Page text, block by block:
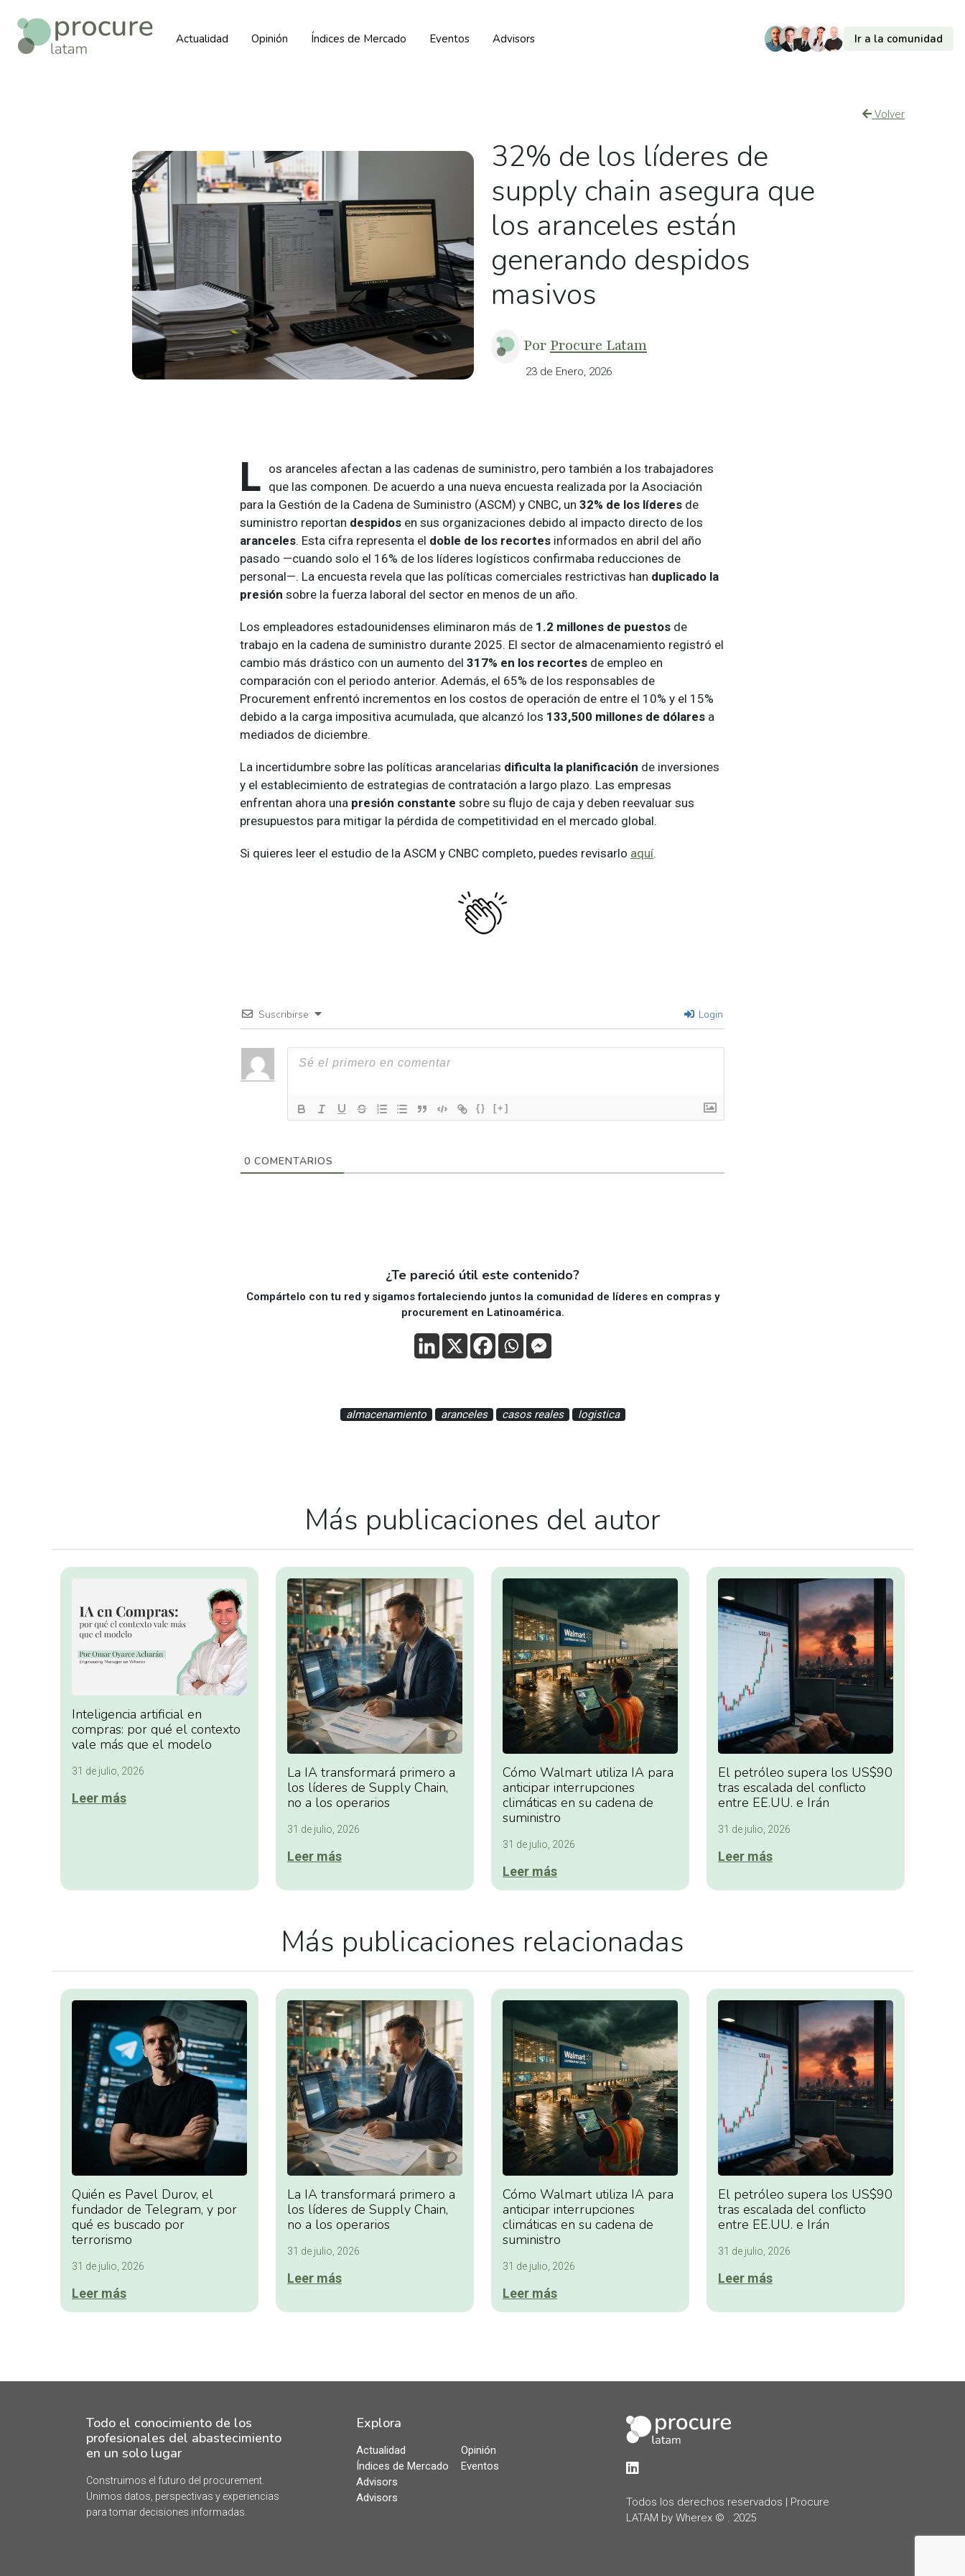
Actualidad Opinión Índices de Mercado Eventos Advisors Ir a la comunidad
Volver
32% de los líderes de
supply chain asegura que
los aranceles están
generando despidos
masivos
Por Procure Latam
23 de Enero, 2026
L os aranceles afectan a las cadenas de suministro, pero también a los trabajadores
que las componen. De acuerdo a una nueva encuesta realizada por la Asociación
para la Gestión de la Cadena de Suministro (ASCM) y CNBC, un 32% de los líderes de
suministro reportan despidos en sus organizaciones debido al impacto directo de los
aranceles. Esta cifra representa el doble de los recortes informados en abril del año
pasado —cuando solo el 16% de los líderes logísticos confirmaba reducciones de
personal—. La encuesta revela que las políticas comerciales restrictivas han duplicado la
presión sobre la fuerza laboral del sector en menos de un año.
Los empleadores estadounidenses eliminaron más de 1.2 millones de puestos de
trabajo en la cadena de suministro durante 2025. El sector de almacenamiento registró el
cambio más drástico con un aumento del 317% en los recortes de empleo en
comparación con el periodo anterior. Además, el 65% de los responsables de
Procurement enfrentó incrementos en los costos de operación de entre el 10% y el 15%
debido a la carga impositiva acumulada, que alcanzó los 133,500 millones de dólares a
mediados de diciembre.
La incertidumbre sobre las políticas arancelarias dificulta la planificación de inversiones
y el establecimiento de estrategias de contratación a largo plazo. Las empresas
enfrentan ahora una presión constante sobre su flujo de caja y deben reevaluar sus
presupuestos para mitigar la pérdida de competitividad en el mercado global.
Si quieres leer el estudio de la ASCM y CNBC completo, puedes revisarlo aquí.
Suscribirse Login
{} [+]
0 COMENTARIOS
¿Te pareció útil este contenido?
Compártelo con tu red y sigamos fortaleciendo juntos la comunidad de líderes en compras y
procurement en Latinoamérica.
almacenamiento aranceles casos reales logistica
Más publicaciones del autor
Inteligencia artificial en
compras: por qué el contexto
vale más que el modelo
31 de julio, 2026
Leer más
La IA transformará primero a
los líderes de Supply Chain,
no a los operarios
31 de julio, 2026
Leer más
Cómo Walmart utiliza IA para
anticipar interrupciones
climáticas en su cadena de
suministro
31 de julio, 2026
Leer más
El petróleo supera los US$90
tras escalada del conflicto
entre EE.UU. e Irán
31 de julio, 2026
Leer más
Más publicaciones relacionadas
Quién es Pavel Durov, el
fundador de Telegram, y por
qué es buscado por
terrorismo
31 de julio, 2026
Leer más
La IA transformará primero a
los líderes de Supply Chain,
no a los operarios
31 de julio, 2026
Leer más
Cómo Walmart utiliza IA para
anticipar interrupciones
climáticas en su cadena de
suministro
31 de julio, 2026
Leer más
El petróleo supera los US$90
tras escalada del conflicto
entre EE.UU. e Irán
31 de julio, 2026
Leer más
Todo el conocimiento de los
profesionales del abastecimiento
en un solo lugar
Construimos el futuro del procurement.
Unimos datos, perspectivas y experiencias
para tomar decisiones informadas.
Explora
Actualidad
Opinión
Índices de Mercado
Eventos
Advisors
Advisors
LinkedIn
Todos los derechos reservados | Procure
LATAM by Wherex © . 2025